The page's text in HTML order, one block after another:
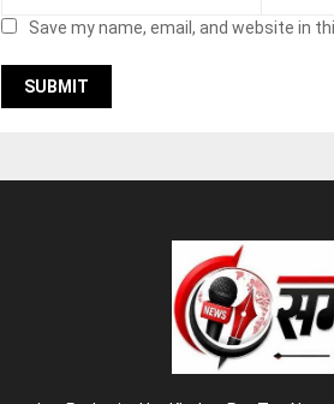
Save my name, email, and website in